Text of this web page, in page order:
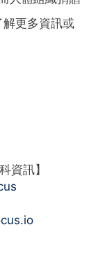
更多資訊或
資訊】